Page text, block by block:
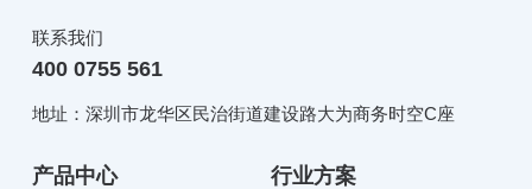
联系我们
400 0755 561
地址：深圳市龙华区民治街道建设路大为商务时空C座
产品中心 行业方案